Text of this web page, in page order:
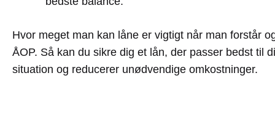
Hvor meget man kan låne er vigtigt når man forstår
ÅOP. Så kan du sikre dig et lån, der passer bedst til
situation og reducerer unødvendige omkostninger.